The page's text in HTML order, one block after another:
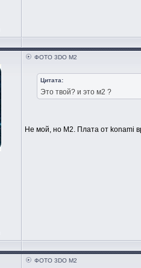
ФОТО 3DO M2
Цитата:
Это твой? и это м2 ?
Не мой, но М2. Плата от konami
ФОТО 3DO M2